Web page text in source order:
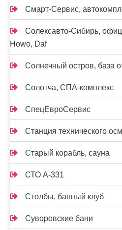
Смарт-Сервис,
Солексавто-Сибирь,
Howo, Daf
Солнечный остров, база
Солотча, СПА-комплекс
СпецЕвроСервис
Станция технического
Старый корабль, сауна
СТО А-331
Столбы, банный клуб
Суворовские бани